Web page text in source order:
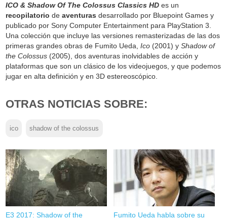
ICO & Shadow Of The Colossus Classics HD es un
recopilatorio deaventuras desarrollado por Bluepoint Games y
publicado por Sony Computer Entertainment para PlayStation 3.
Una colección que incluye las versiones remasterizadas de las dos
primeras grandes obras de Fumito Ueda,Ico (2001) yShadow of
the Colossus (2005), dos aventuras inolvidables de acción y
plataformas que son un clásico de los videojuegos, y que podemos
jugar en alta definición y en 3D estereoscópico.
OTRAS NOTICIAS SOBRE:
ico shadow of the colossus
E3 2017: Shadow of the
Fumito Ueda habla sobre su